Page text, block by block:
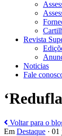
Revista
Noticias
Fale
Voltar para o
Em Destaque ·